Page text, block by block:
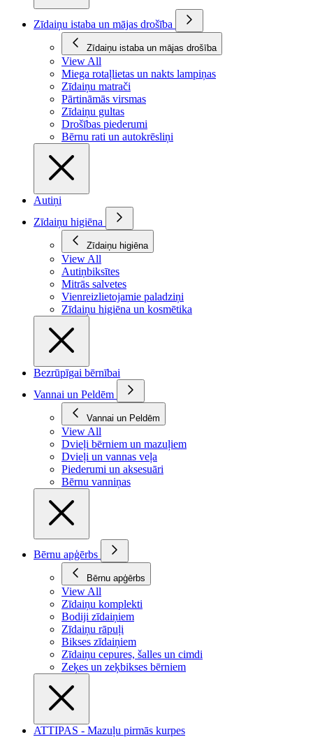
Zīdaiņu istaba un mājas drošība
Zīdaiņu istaba un mājas drošība
View All
Miega rotaļlietas un nakts lampiņas
Zīdaiņu matrači
Pārtināmās virsmas
Zīdaiņu gultas
Drošības piederumi
Bērnu rati un autokrēsliņi
Autiņi
Zīdaiņu higiēna
Zīdaiņu higiēna
View All
Autiņbiksītes
Mitrās salvetes
Vienreizlietojamie paladziņi
Zīdaiņu higiēna un kosmētika
Bezrūpīgai bērnībai
Vannai un Peldēm
Vannai un Peldēm
View All
Dvieļi bērniem un mazuļiem
Dvieļi un vannas veļa
Piederumi un aksesuāri
Bērnu vanniņas
Bērnu apģērbs
Bērnu apģērbs
View All
Zīdaiņu komplekti
Bodiji zīdaiņiem
Zīdaiņu rāpuļi
Bikses zīdaiņiem
Zīdaiņu cepures, šalles un cimdi
Zeķes un zeķbikses bērniem
ATTIPAS - Mazuļu pirmās kurpes